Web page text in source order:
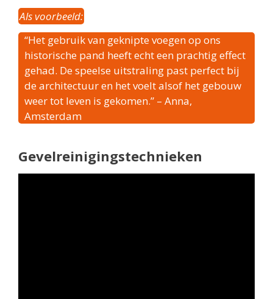
Als voorbeeld:
“Het gebruik van geknipte voegen op ons
historische pand heeft echt een prachtig effect
gehad. De speelse uitstraling past perfect bij
de architectuur en het voelt alsof het gebouw
weer tot leven is gekomen.” – Anna,
Amsterdam
Gevelreinigingstechnieken